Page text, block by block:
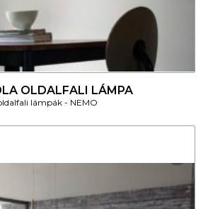
OLDALFALI LÁMPA
lámpák NEMO